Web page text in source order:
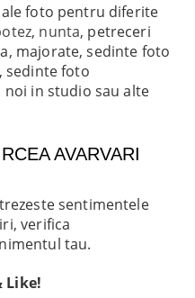
foto pentru diferite
, nunta, petreceri
majorate, sedinte foto
sedinte foto
in studio sau alte
AVARVARI
sentimentele
verifica
tau.
Like!